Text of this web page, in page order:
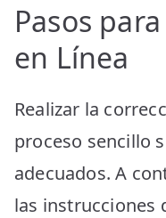
Pasos
en Línea
Realizar la
proceso sencillo
adecuados. A
las instrucciones